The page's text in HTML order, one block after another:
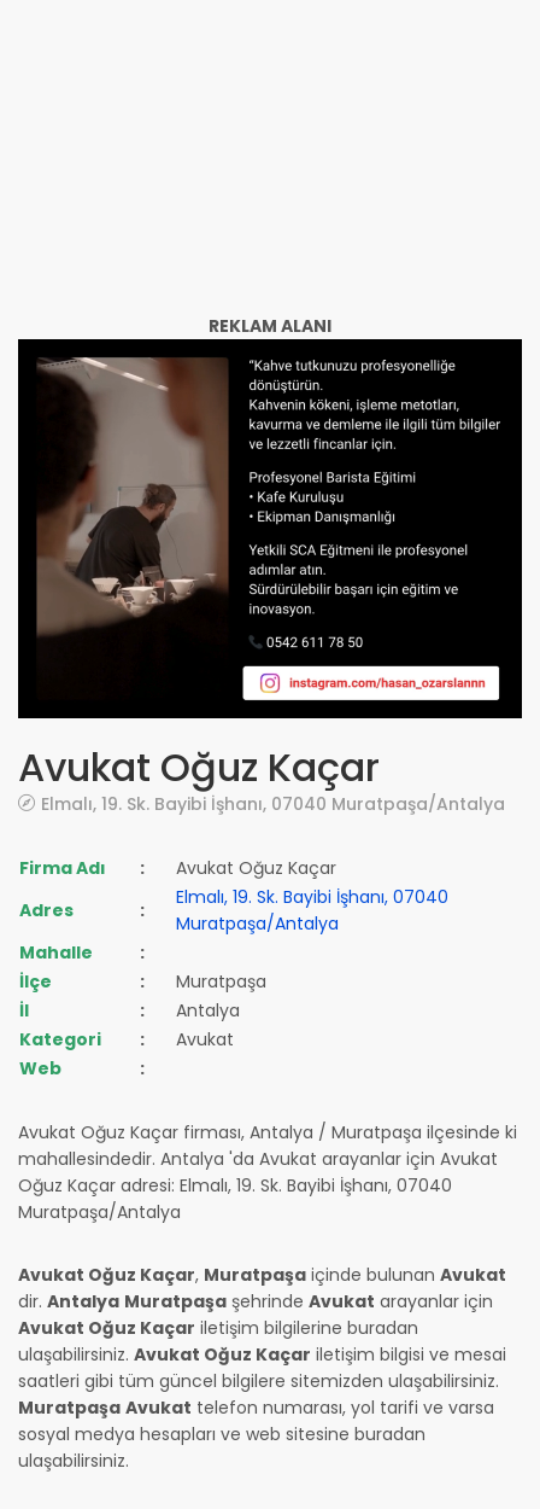
REKLAM ALANI
Avukat Oğuz Kaçar
Elmalı, 19. Sk. Bayibi İşhanı, 07040 Muratpaşa/Antalya
Firma Adı :
Avukat Oğuz Kaçar
Adres
:
Elmalı, 19. Sk. Bayibi İşhanı, 07040
Muratpaşa/Antalya
Mahalle
:
İlçe
:
Muratpaşa
İl
:
Antalya
Kategori
:
Avukat
Web
:
Avukat Oğuz Kaçar firması, Antalya / Muratpaşa ilçesinde ki
mahallesindedir. Antalya 'da Avukat arayanlar için Avukat
Oğuz Kaçar adresi: Elmalı, 19. Sk. Bayibi İşhanı, 07040
Muratpaşa/Antalya
Avukat Oğuz Kaçar, Muratpaşa içinde bulunan Avukat
dir. Antalya Muratpaşa şehrinde Avukat arayanlar için
Avukat Oğuz Kaçar iletişim bilgilerine buradan
ulaşabilirsiniz. Avukat Oğuz Kaçar iletişim bilgisi ve mesai
saatleri gibi tüm güncel bilgilere sitemizden ulaşabilirsiniz.
Muratpaşa Avukat telefon numarası, yol tarifi ve varsa
sosyal medya hesapları ve web sitesine buradan
ulaşabilirsiniz.